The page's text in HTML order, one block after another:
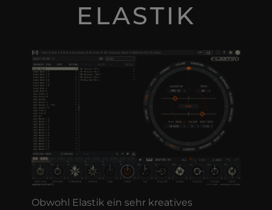
ELASTIK
Obwohl Elastik ein sehr kreatives